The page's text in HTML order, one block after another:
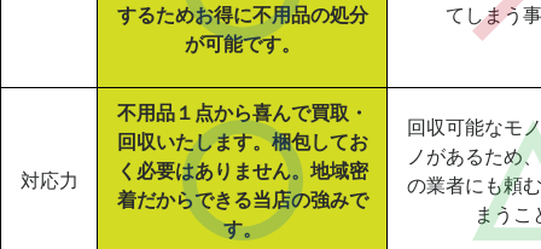
するためお得に不用品の処分
が可能です。
てしまう
対応力
不用品１点から喜んで買取・
回収いたします。梱包してお
く必要はありません。地域密
着だからできる当店の強みで
す。
回収可能なモ
ノがあるため
の業者にも頼
まうこ